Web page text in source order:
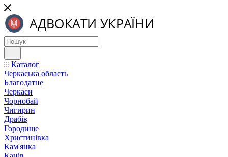
Каталог
Черкаська область
Благодатне
Черкаси
Чорнобай
Чигирин
Драбів
Городище
Христинівка
Кам'янка